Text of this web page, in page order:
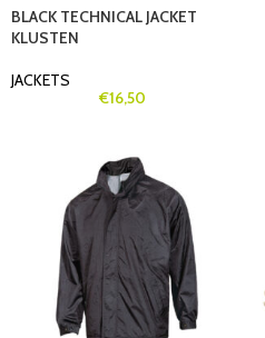
BLACK TECHNICAL JACKET
KLUSTEN
JACKETS
€16,50